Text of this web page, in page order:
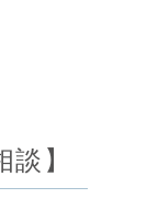
】